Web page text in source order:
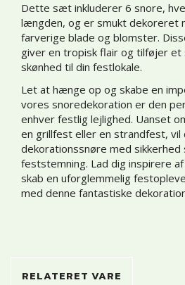
Dette sæt inkluderer 6 snore,
længden, og er smukt dekoreret
farverige blade og blomster.
giver en tropisk flair og tilføjer
skønhed til din festlokale.
Let at hænge op og skabe en
vores snoredekoration er den
enhver festlig lejlighed. Uanset
en grillfest eller en strandfest, vil
dekorationssnøre med
feststemning. Lad dig inspirere
skab en uforglemmelig
med denne fantastiske
RELATERET VARE